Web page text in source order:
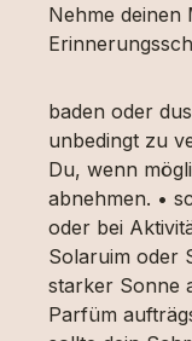
Nehme
baden oder
unbedingt zu
Du, wenn
abnehmen. •
oder bei
Solaruim oder
starker Sonne
Parfüm